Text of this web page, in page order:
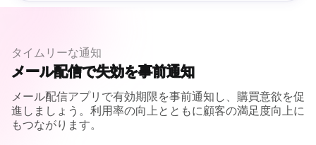
タイムリーな通知
メール配信で失効を事前通知
メール配信アプリで有効期限を事前通知し、購買意欲を促
進しましょう。利用率の向上とともに顧客の満足度向上に
もつながります。